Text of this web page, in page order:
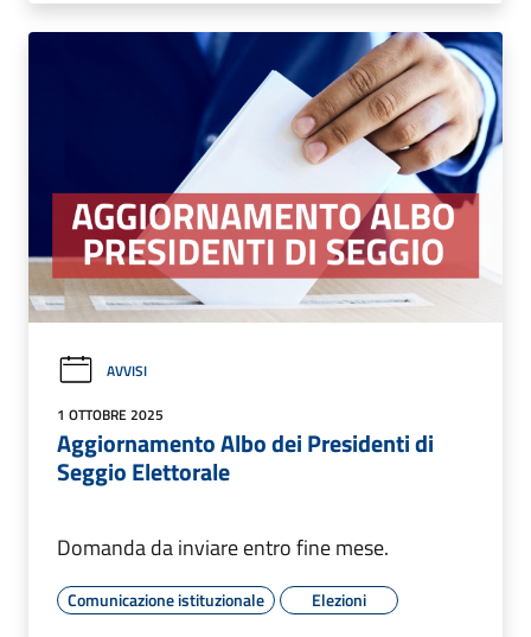
AVVISI
1 OTTOBRE 2025
Aggiornamento Albo dei Presidenti di
Seggio Elettorale
Domanda da inviare entro fine mese.
Comunicazione istituzionale Elezioni